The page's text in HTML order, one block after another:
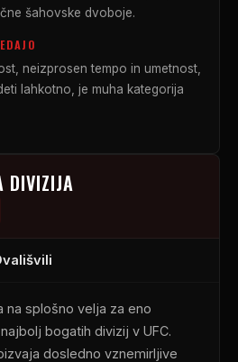
šahovske dvoboje.
neizprosen tempo in umetnost,
lahkotno, je muha kategorija
DIVIZIJA
na splošno velja za eno
bogatih divizij v UFC.
dosledno vznemirljive